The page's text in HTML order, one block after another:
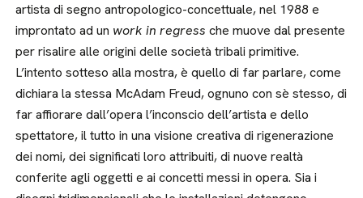
artista di segno antropologico-concettuale, nel 1988 e
improntato ad un work in regress che muove dal presente
per risalire alle origini delle società tribali primitive.
L’intento sotteso alla mostra, è quello di far parlare, come
dichiara la stessa McAdam Freud, ognuno con sè stesso, di
far affiorare dall’opera l’inconscio dell’artista e dello
spettatore, il tutto in una visione creativa di rigenerazione
dei nomi, dei significati loro attribuiti, di nuove realtà
conferite agli oggetti e ai concetti messi in opera. Sia i